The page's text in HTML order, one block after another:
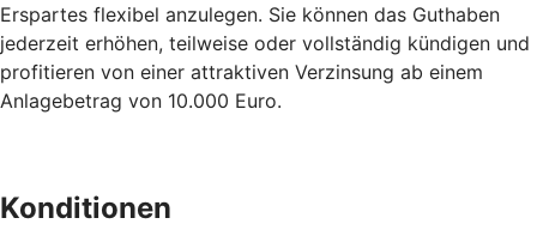
Erspartes flexibel anzulegen. Sie können das Guthaben
jederzeit erhöhen, teilweise oder vollständig kündigen und
profitieren von einer attraktiven Verzinsung ab einem
Anlagebetrag von 10.000 Euro.
Konditionen